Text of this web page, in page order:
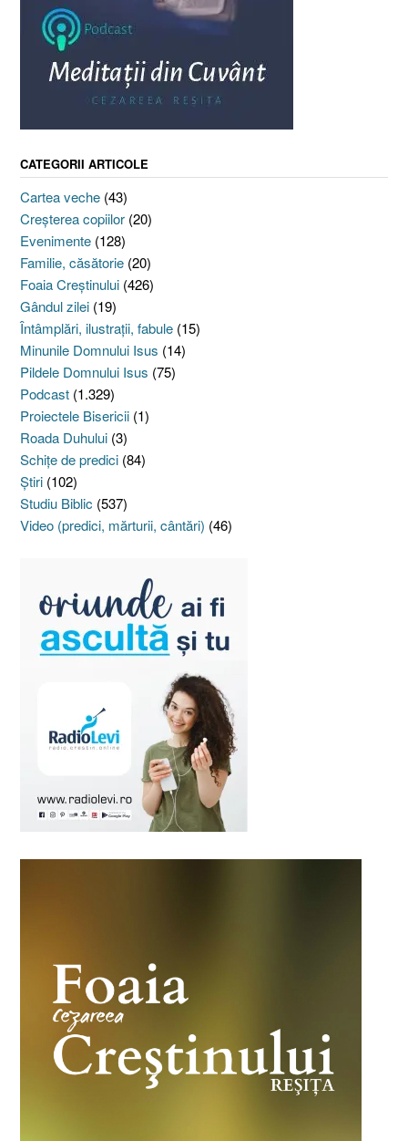
CATEGORII ARTICOLE
Cartea veche (43)
Creşterea copiilor (20)
Evenimente (128)
Familie, căsătorie (20)
Foaia Creştinului (426)
Gândul zilei (19)
Întâmplări, ilustraţii, fabule (15)
Minunile Domnului Isus (14)
Pildele Domnului Isus (75)
Podcast (1.329)
Proiectele Bisericii (1)
Roada Duhului (3)
Schiţe de predici (84)
Ştiri (102)
Studiu Biblic (537)
Video (predici, mărturii, cântări) (46)